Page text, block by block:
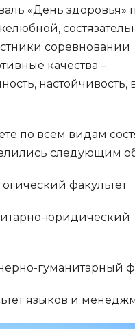
«День здоровья»
соревновании
качества –
настойчивость,
по всем видам
следующим
факультет
юридический
гуманитарный
языков и